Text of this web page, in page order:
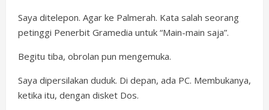
Saya ditelepon. Agar ke Palmerah. Kata salah seorang
petinggi Penerbit Gramedia untuk “Main-main saja”.
Begitu tiba, obrolan pun mengemuka.
Saya dipersilakan duduk. Di depan, ada PC. Membukanya,
ketika itu, dengan disket Dos.